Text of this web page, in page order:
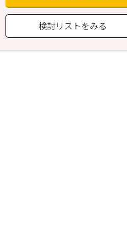
検討リストをみる